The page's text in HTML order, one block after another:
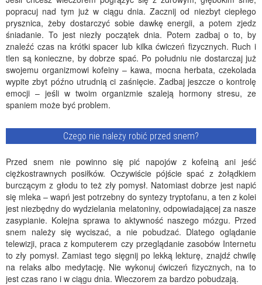
popracuj nad tym już w ciągu dnia. Zacznij od niezbyt ciepłego
prysznica, żeby dostarczyć sobie dawkę energii, a potem zjedz
śniadanie. To jest niezły początek dnia. Potem zadbaj o to, by
znaleźć czas na krótki spacer lub kilka ćwiczeń fizycznych. Ruch i
tlen są konieczne, by dobrze spać. Po południu nie dostarczaj już
swojemu organizmowi kofeiny – kawa, mocna herbata, czekolada
wypite zbyt późno utrudnią ci zaśnięcie. Zadbaj jeszcze o kontrolę
emocji – jeśli w twoim organizmie szaleją hormony stresu, ze
spaniem może być problem.
Czego nie należy robić przed snem?
Przed snem nie powinno się pić napojów z kofeiną ani jeść
ciężkostrawnych posiłków. Oczywiście pójście spać z żołądkiem
burczącym z głodu to też zły pomysł. Natomiast dobrze jest napić
się mleka – wapń jest potrzebny do syntezy tryptofanu, a ten z kolei
jest niezbędny do wydzielania melatoniny, odpowiadającej za nasze
zasypianie. Kolejna sprawa to aktywność naszego mózgu. Przed
snem należy się wyciszać, a nie pobudzać. Dlatego oglądanie
telewizji, praca z komputerem czy przeglądanie zasobów Internetu
to zły pomysł. Zamiast tego sięgnij po lekką lekturę, znajdź chwilę
na relaks albo medytację. Nie wykonuj ćwiczeń fizycznych, na to
jest czas rano i w ciągu dnia. Wieczorem za bardzo pobudzają.